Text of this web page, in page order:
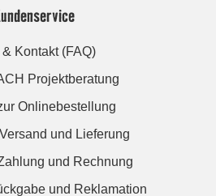
& Kontakt (FAQ)
Projektberatung
Onlinebestellung
und Lieferung
und Rechnung
und Reklamation